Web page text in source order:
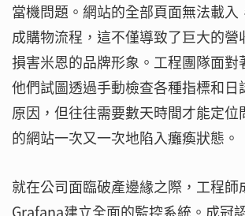
當機問題。網站的全部頁面無法載入
成購物流程，這不僅導致了巨大的營
損害米恩的品牌形象。工程團隊面對
他們試圖透過手動檢查各種指標和日
原因，但往往需要數天時間才能定位
的網站一次又一次地陷入癱瘓狀態。
就在公司面臨破產邊緣之際，工程師